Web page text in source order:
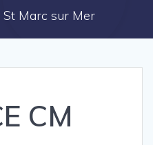
St Marc sur Mer
CM